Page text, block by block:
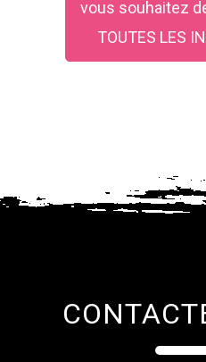
vous souhaitez
TOUTES LES